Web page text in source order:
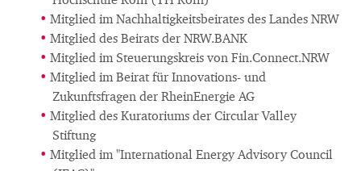
Mitglied im Nachhaltigkeitsbeirates des Landes NRW
Mitglied des Beirats der NRW.BANK
Mitglied im Steuerungskreis von Fin.Connect.NRW
Mitglied im Beirat für Innovations- und
Zukunftsfragen der RheinEnergie AG
Mitglied des Kuratoriums der Circular Valley
Stiftung
Mitglied im "International Energy Advisory Council